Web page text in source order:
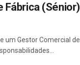
Fábrica (Sénior)
um Gestor Comercial de